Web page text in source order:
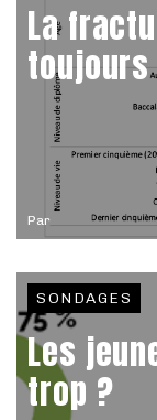
Par
La
SONDAGES
Les
trop ?